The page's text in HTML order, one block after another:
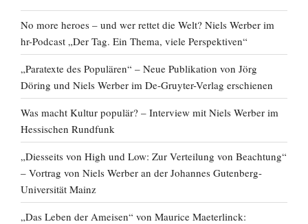
No more heroes – und wer rettet die Welt? Niels Werber im
hr-Podcast „Der Tag. Ein Thema, viele Perspektiven“
„Paratexte des Populären“ – Neue Publikation von Jörg
Döring und Niels Werber im De-Gruyter-Verlag erschienen
Was macht Kultur populär? – Interview mit Niels Werber im
Hessischen Rundfunk
„Diesseits von High und Low: Zur Verteilung von Beachtung“
– Vortrag von Niels Werber an der Johannes Gutenberg-
Universität Mainz
„Das Leben der Ameisen“ von Maurice Maeterlinck: